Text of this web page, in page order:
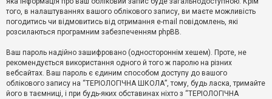
Д
о
м
о
г
того, в налаштуваннях вашого облікового запису, ви маєте можливість
погодитись чи відмовитись від отримання e-mail повідомлень, які
розсилаються програмним забезпеченням phpBB.
Ваш пароль надійно зашифровано (одностороннім хешем). Проте, не
рекомендується використання одного й того ж паролю на різних
вебсайтах. Ваш пароль є єдиним способом доступу до вашого
облікового запису на “ТЕРІОЛОГІЧНА ШКОЛА”, тому, будь ласка, тримайте
його в таємниці, і при будь-яких обставинах ніхто з “ТЕРІОЛОГІЧНА